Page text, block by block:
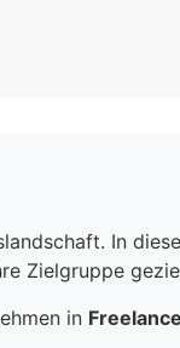
In
Zielgruppe
in Freelance